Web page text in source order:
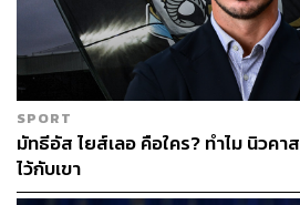
แต่ก็มีการวิเคราะห์กันว่า ในเบื้องห
สโมสรคนเก่งรายนี้มีปัญหาในการท
คล็อปป์ ที่มี ‘อำนาจ’ ภายในสโมสร
ทำงานอีกฟากอย่างเอ็ดเวิร์ดส์ที่ดูแลเ
หนึ่งในประเด็นที่ถูกจับตามองคือ ก
จอร์แดน เฮนเดอร์สัน กัปตันทีมลิเวอร์
SPORT
มัทธีอัส ไยส์เลอ คือใคร? ทำไม นิวค
ไว้กับเขา